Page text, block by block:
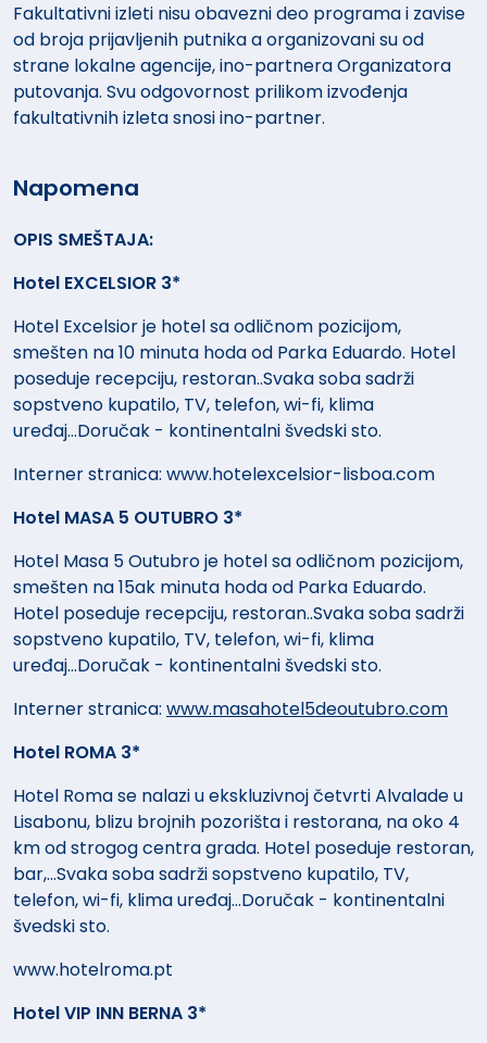
Fakultativni izleti nisu obavezni deo programa i zavise
od broja prijavljenih putnika a organizovani su od
strane lokalne agencije, ino-partnera Organizatora
putovanja. Svu odgovornost prilikom izvođenja
fakultativnih izleta snosi ino-partner.
Napomena
OPIS SMEŠTAJA:
Hotel EXCELSIOR 3*
Hotel Excelsior je hotel sa odličnom pozicijom,
smešten na 10 minuta hoda od Parka Eduardo. Hotel
poseduje recepciju, restoran..Svaka soba sadrži
sopstveno kupatilo, TV, telefon, wi-fi, klima
uređaj...Doručak - kontinentalni švedski sto.
Interner stranica: www.hotelexcelsior-lisboa.com
Hotel MASA 5 OUTUBRO 3*
Hotel Masa 5 Outubro je hotel sa odličnom pozicijom,
smešten na 15ak minuta hoda od Parka Eduardo.
Hotel poseduje recepciju, restoran..Svaka soba sadrži
sopstveno kupatilo, TV, telefon, wi-fi, klima
uređaj...Doručak - kontinentalni švedski sto.
Interner stranica: www.masahotel5deoutubro.com
Hotel ROMA 3*
Hotel Roma se nalazi u ekskluzivnoj četvrti Alvalade u
Lisabonu, blizu brojnih pozorišta i restorana, na oko 4
km od strogog centra grada. Hotel poseduje restoran,
bar,...Svaka soba sadrži sopstveno kupatilo, TV,
telefon, wi-fi, klima uređaj...Doručak - kontinentalni
švedski sto.
www.hotelroma.pt
Hotel VIP INN BERNA 3*